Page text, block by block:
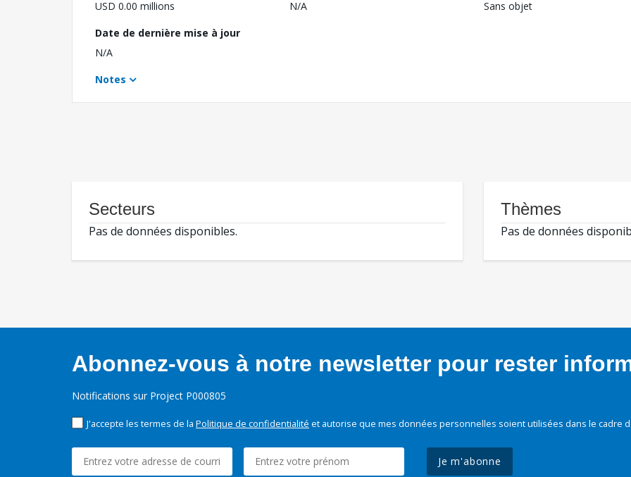
USD 0.00 millions
N/A
Sans objet
Date de dernière mise à jour
N/A
Notes
Secteurs
Pas de données disponibles.
Thèmes
Pas de données
Abonnez-vous à notre newsletter pour rester
Notifications sur Project P000805
J'accepte les termes de la Politique de confidentialité et autorise que mes données personnelles soient utilisées dans le cadre
Je m'abonne